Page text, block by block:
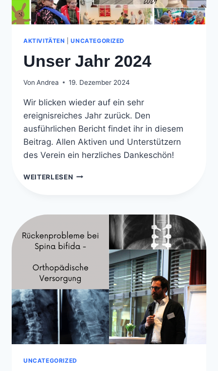
AKTIVITÄTEN |UNCATEGORIZED
Unser Jahr 2024
Von Andrea 19. Dezember 2024
Wir blicken wieder auf ein sehr
ereignisreiches Jahr zurück. Den
ausführlichen Bericht findet ihr in diesem
Beitrag. Allen Aktiven und Unterstützern
des Verein ein herzliches Dankeschön!
WEITERLESEN UNSER
UNCATEGORIZED